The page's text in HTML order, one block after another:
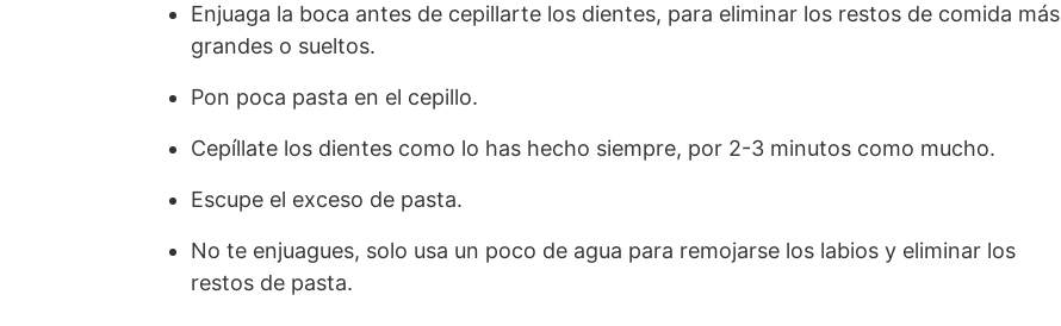
Enjuaga la boca antes de cepillarte los dientes, para eliminar los restos de comida más
grandes o sueltos.
Pon poca pasta en el cepillo.
Cepíllate los dientes como lo has hecho siempre, por 2-3 minutos como mucho.
Escupe el exceso de pasta.
No te enjuagues, solo usa un poco de agua para remojarse los labios y eliminar los
restos de pasta.